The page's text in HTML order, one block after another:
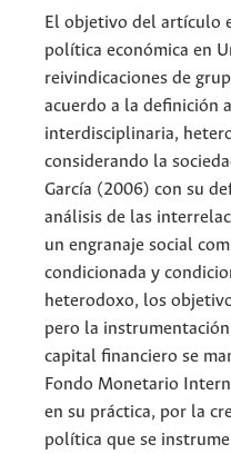
El objetivo del artículo
política económica en
reivindicaciones de
acuerdo a la definición
interdisciplinaria,
considerando la
García (2006) con su
análisis de las
un engranaje social
condicionada y
heterodoxo, los
pero la
capital financiero se
Fondo Monetario
en su práctica, por la
política que se